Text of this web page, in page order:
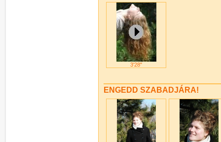
3'28"
ENGEDD SZABADJÁRA!